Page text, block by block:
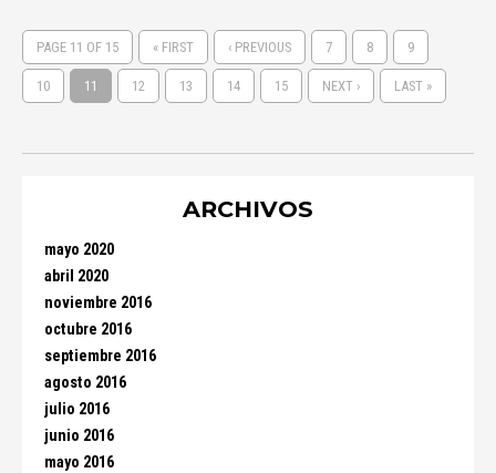
PAGE 11 OF 15 « FIRST ‹ PREVIOUS 7 8 9
10 11 12 13 14 15 NEXT › LAST »
ARCHIVOS
mayo 2020
abril 2020
noviembre 2016
octubre 2016
septiembre 2016
agosto 2016
julio 2016
junio 2016
mayo 2016